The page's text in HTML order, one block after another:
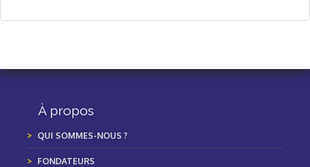
À propos
QUI SOMMES-NOUS ?
FONDATEURS